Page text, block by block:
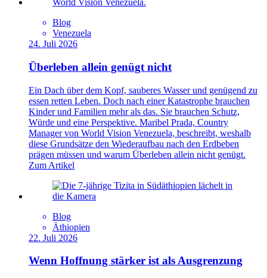
Blog
Venezuela
24. Juli 2026
Überleben allein genügt nicht
Ein Dach über dem Kopf, sauberes Wasser und genügend zu
essen retten Leben. Doch nach einer Katastrophe brauchen
Kinder und Familien mehr als das. Sie brauchen Schutz,
Würde und eine Perspektive. Maribel Prada, Country
Manager von World Vision Venezuela, beschreibt, weshalb
diese Grundsätze den Wiederaufbau nach den Erdbeben
prägen müssen und warum Überleben allein nicht genügt.
Zum Artikel
Blog
Äthiopien
22. Juli 2026
Wenn Hoffnung stärker ist als Ausgrenzung